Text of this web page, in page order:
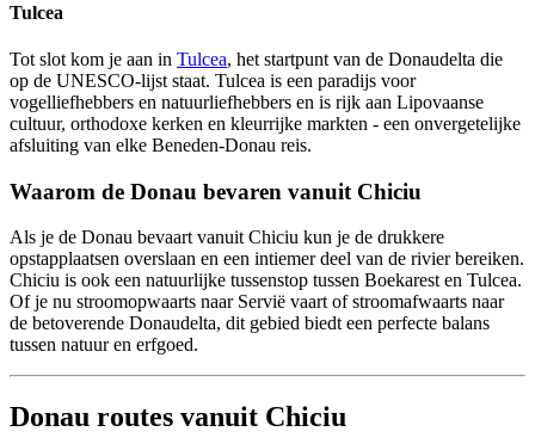
Tulcea
Tot slot kom je aan in Tulcea, het startpunt van de Donaudelta die
op de UNESCO-lijst staat. Tulcea is een paradijs voor
vogelliefhebbers en natuurliefhebbers en is rijk aan Lipovaanse
cultuur, orthodoxe kerken en kleurrijke markten - een onvergetelijke
afsluiting van elke Beneden-Donau reis.
Waarom de Donau bevaren vanuit Chiciu
Als je de Donau bevaart vanuit Chiciu kun je de drukkere
opstapplaatsen overslaan en een intiemer deel van de rivier bereiken.
Chiciu is ook een natuurlijke tussenstop tussen Boekarest en Tulcea.
Of je nu stroomopwaarts naar Servië vaart of stroomafwaarts naar
de betoverende Donaudelta, dit gebied biedt een perfecte balans
tussen natuur en erfgoed.
Donau routes vanuit Chiciu